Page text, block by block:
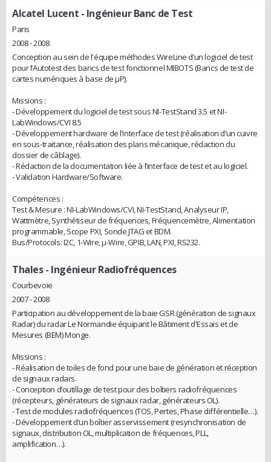
Alcatel Lucent - Ingénieur Banc de Test
Paris
2008 - 2008
Conception au sein de l'équipe méthodes WireLine d’un logiciel de test
pour l’Autotest des bancs de test fonctionnel MIBOTS (Bancs de test de
cartes numériques à base de µP).
Missions :
- Développement du logiciel de test sous NI-TestStand 3.5 et NI-
LabWindows/CVI 8.5
- Développement hardware de l’interface de test (réalisation d’un cuivre
en sous-traitance, réalisation des plans mécanique, rédaction du
dossier de câblage).
- Rédaction de la documentation liée à l’interface de test et au logiciel.
- Validation Hardware/Software.
Compétences :
Test & Mesure : NI-LabWindows/CVI, NI-TestStand, Analyseur IP,
Wattmètre, Synthétiseur de fréquences, Fréquencemètre, Alimentation
programmable, Scope PXI, Sonde JTAG et BDM.
Bus/Protocols: I2C, 1-Wire, µ-Wire, GPIB, LAN, PXI, RS232.
Thales- Ingénieur Radiofréquences
Courbevoie
2007 - 2008
Participation au développement de la baie GSR (génération de signaux
Radar) du radar Le Normandie équipant le Bâtiment d'Essais et de
Mesures (BEM) Monge.
Missions :
- Réalisation de toiles de fond pour une baie de génération et réception
de signaux radars.
- Conception d’outillage de test pour des boîtiers radiofréquences
(récepteurs, générateurs de signaux radar, générateurs OL).
- Test de modules radiofréquences (TOS, Pertes, Phase différentielle…).
- Développement d’un boîtier asservissement (resynchronisation de
signaux, distribution OL, multiplication de fréquences, PLL,
amplification…).